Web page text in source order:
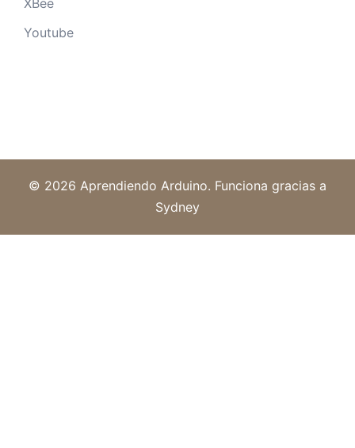
Youtube
© 2026 Aprendiendo Arduino. Funciona gracias a
Sydney